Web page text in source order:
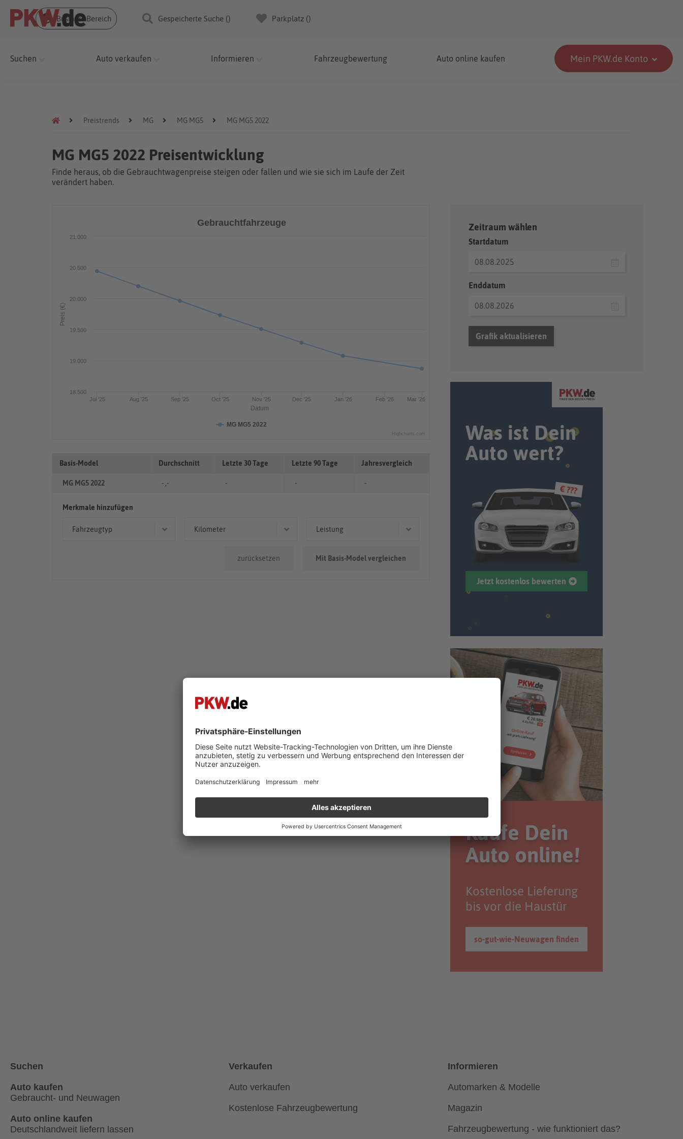
Business Bereich Gespeicherte Suche () Parkplatz ()
Suchen Auto verkaufen Informieren Fahrzeugbewertung Auto online kaufen Mein PKW.de Konto
Preistrends MG MG MG5 MG MG5 2022
MG MG5 2022 Preisentwicklung
Finde heraus, ob die Gebrauchtwagenpreise steigen oder fallen und wie sie sich im Laufe der Zeit
verändert haben.
Datum
Preis (€)
Gebrauchtfahrzeuge
MG MG5 2022
Jul '25 Aug '25 Sep '25 Oct '25 Nov '25 Dec '25 Jan '26 Feb '26 Mar '26
19.000
19.500
20.000
20.500
18.500
21.000
Highcharts.com
Basis-Model Durchschnitt Letzte 30 Tage Letzte 90 Tage Jahresvergleich
MG MG5 2022 - ,- - - -
Merkmale hinzufügen
Fahrzeugtyp Kilometer Leistung
zurücksetzen
Mit Basis-Model vergleichen
Zeitraum wählen
Startdatum
Enddatum
Grafik aktualisieren
Was ist Dein
Auto wert?
€ ???
Jetzt kostenlos bewerten
Kaufe Dein
Auto online!
Kostenlose Lieferung
bis vor die Haustür
so-gut-wie-Neuwagen finden
Suchen
Auto kaufen
Gebraucht- und Neuwagen
Auto online kaufen
Deutschlandweit liefern lassen
Verkaufen
Auto verkaufen
Kostenlose Fahrzeugbewertung
Informieren
Automarken & Modelle
Magazin
Fahrzeugbewertung - wie funktioniert das?